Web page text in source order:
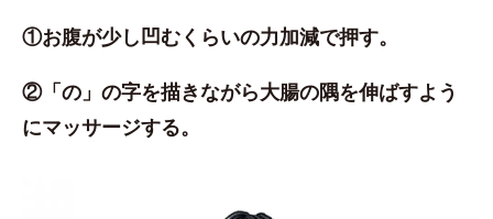
①お腹が少し凹むくらいの力加減で押す。
②「の」の字を描きながら大腸の隅を伸ばすよう
にマッサージする。